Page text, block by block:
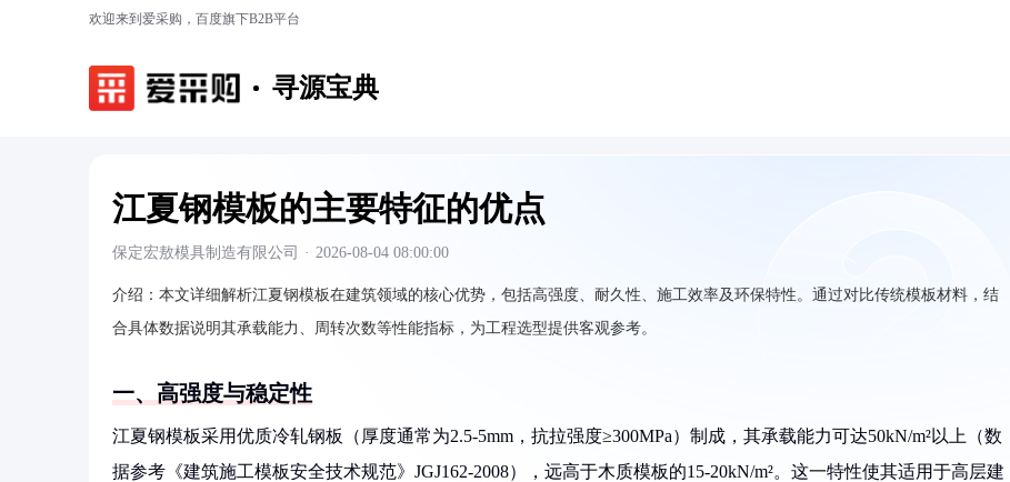
欢迎来到爱采购，百度旗下B2B平台
寻源宝典
江夏钢模板的主要特征的优点
保定宏敖模具制造有限公司 · 2026-08-04 08:00:00
介绍： 本文详细解析江夏钢模板在建筑领域的核心优势，包括高强度、耐久性、施工效率及环保特性。通过对比传统模板材料，结
合具体数据说明其承载能力、周转次数等性能指标，为工程选型提供客观参考。
一、高强度与稳定性
江夏钢模板采用优质冷轧钢板（厚度通常为2.5-5mm，抗拉强度≥300MPa）制成，其承载能力可达50kN/m²以上（数
据参考《建筑施工模板安全技术规范》JGJ162-2008），远高于木质模板的15-20kN/m²。这一特性使其适用于高层建